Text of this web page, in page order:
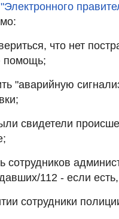
что нет
помощь;
"аварийную
свидетели
сотрудников
112 - если
сотрудники